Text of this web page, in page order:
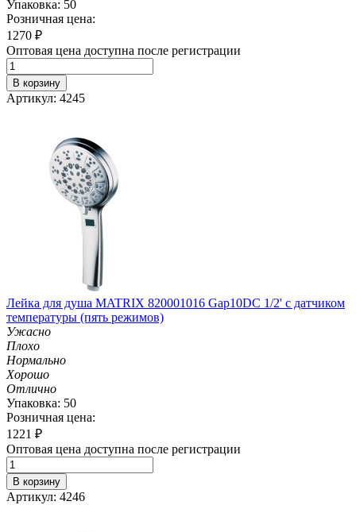
Упаковка: 50
Розничная цена:
1270 ₽
Оптовая цена доступна после регистрации
В корзину
Артикул: 4245
Лейка для душа MATRIX 820001016 Gap10DC 1/2' с датчиком
температуры (пять режимов)
Ужасно
Плохо
Нормально
Хорошо
Отлично
Упаковка: 50
Розничная цена:
1221 ₽
Оптовая цена доступна после регистрации
В корзину
Артикул: 4246